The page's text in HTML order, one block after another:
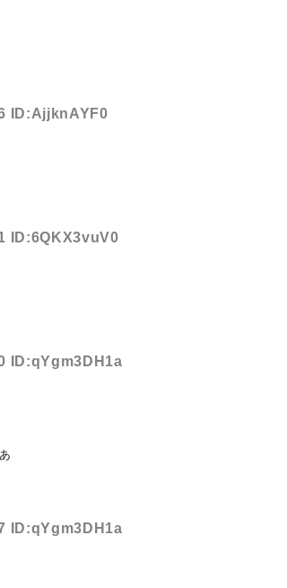
ID:AjjknAYF0
ID:6QKX3vuV0
ID:qYgm3DH1a
ID:qYgm3DH1a